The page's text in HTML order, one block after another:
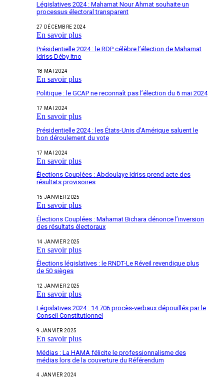
Législatives 2024 : Mahamat Nour Ahmat souhaite un
processus électoral transparent
27 DÉCEMBRE 2024
En savoir plus
Présidentielle 2024 : le RDP célèbre l’élection de Mahamat
Idriss Déby Itno
18 MAI 2024
En savoir plus
Politique : le GCAP ne reconnaît pas l’élection du 6 mai 2024
17 MAI 2024
En savoir plus
Présidentielle 2024 : les États-Unis d’Amérique saluent le
bon déroulement du vote
17 MAI 2024
En savoir plus
Élections Couplées : Abdoulaye Idriss prend acte des
résultats provisoires
15 JANVIER 2025
En savoir plus
Élections Couplées : Mahamat Bichara dénonce l’inversion
des résultats électoraux
14 JANVIER 2025
En savoir plus
Élections législatives : le RNDT-Le Réveil revendique plus
de 50 sièges
12 JANVIER 2025
En savoir plus
Législatives 2024 : 14 706 procès-verbaux dépouillés par le
Conseil Constitutionnel
9 JANVIER 2025
En savoir plus
Médias : La HAMA félicite le professionnalisme des
médias lors de la couverture du Référendum
4 JANVIER 2024